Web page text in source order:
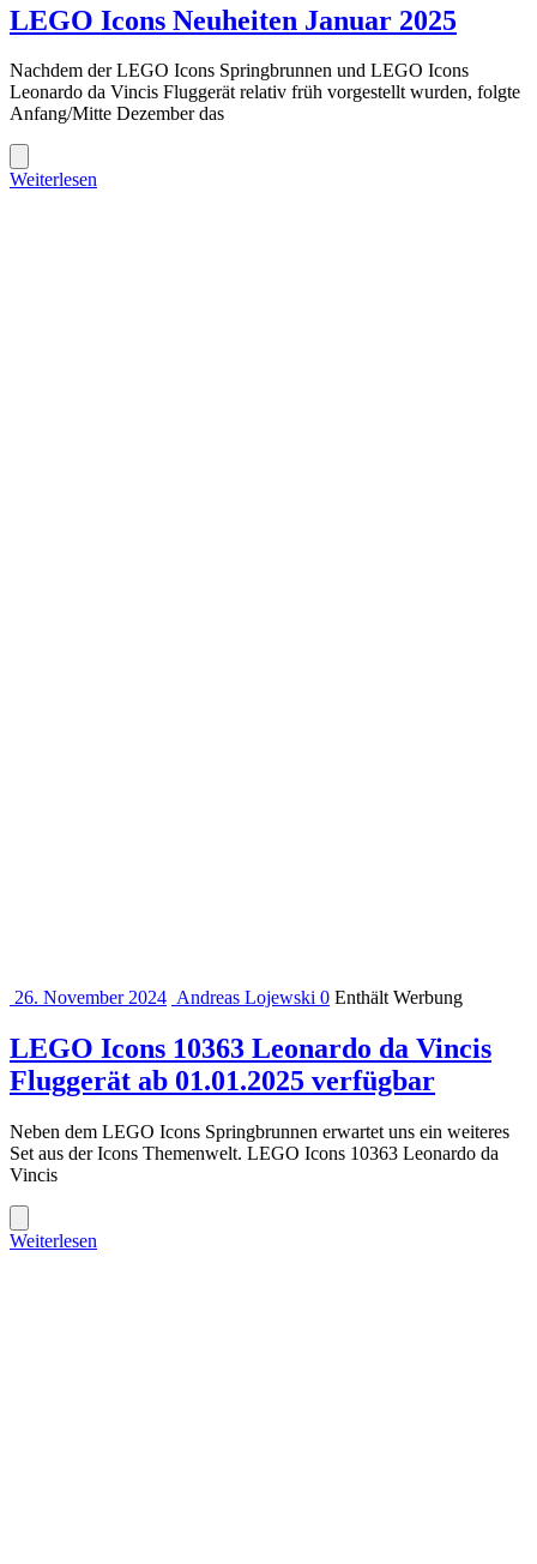
LEGO Icons Neuheiten Januar 2025
Nachdem der LEGO Icons Springbrunnen und LEGO Icons
Leonardo da Vincis Fluggerät relativ früh vorgestellt wurden, folgte
Anfang/Mitte Dezember das
Weiterlesen
26. November 2024 Andreas Lojewski 0 Enthält Werbung
LEGO Icons 10363 Leonardo da Vincis
Fluggerät ab 01.01.2025 verfügbar
Neben dem LEGO Icons Springbrunnen erwartet uns ein weiteres
Set aus der Icons Themenwelt. LEGO Icons 10363 Leonardo da
Vincis
Weiterlesen